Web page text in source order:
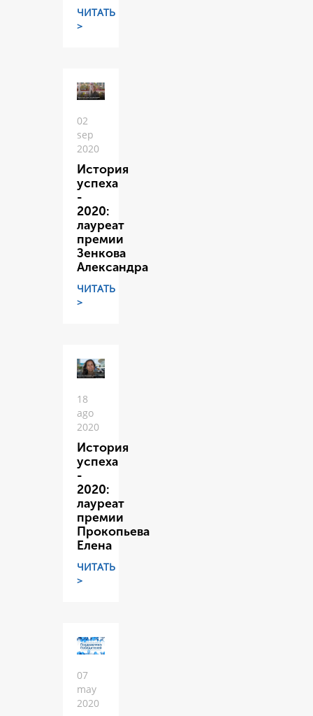
ЧИТАТЬ
>
02
sep
2020
История
успеха
-
2020:
лауреат
премии
Зенкова
Александра
ЧИТАТЬ
>
18
ago
2020
История
успеха
-
2020:
лауреат
премии
Прокопьева
Елена
ЧИТАТЬ
>
07
may
2020